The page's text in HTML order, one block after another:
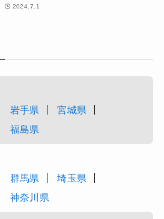
2024.7.1
岩手県
宮城県
福島県
群馬県
埼玉県
神奈川県